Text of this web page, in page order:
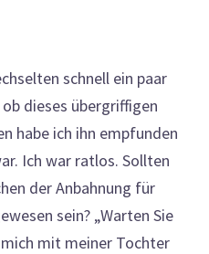
schnell ein paar
dieses übergriffigen
habe ich ihn empfunden
Ich war ratlos. Sollten
der Anbahnung für
sein? „Warten Sie
mit meiner Tochter